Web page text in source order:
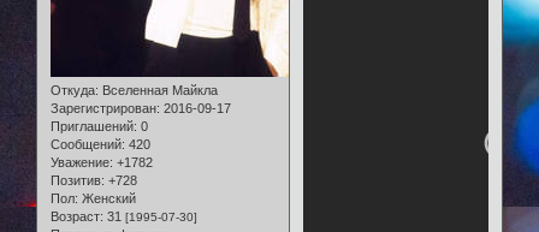
Откуда: Вселенная Майкла
Зарегистрирован: 2016-09-17
Приглашений: 0
Сообщений: 420
Уважение: +1782
Позитив: +728
Пол: Женский
Возраст: 31 [1995-07-30]